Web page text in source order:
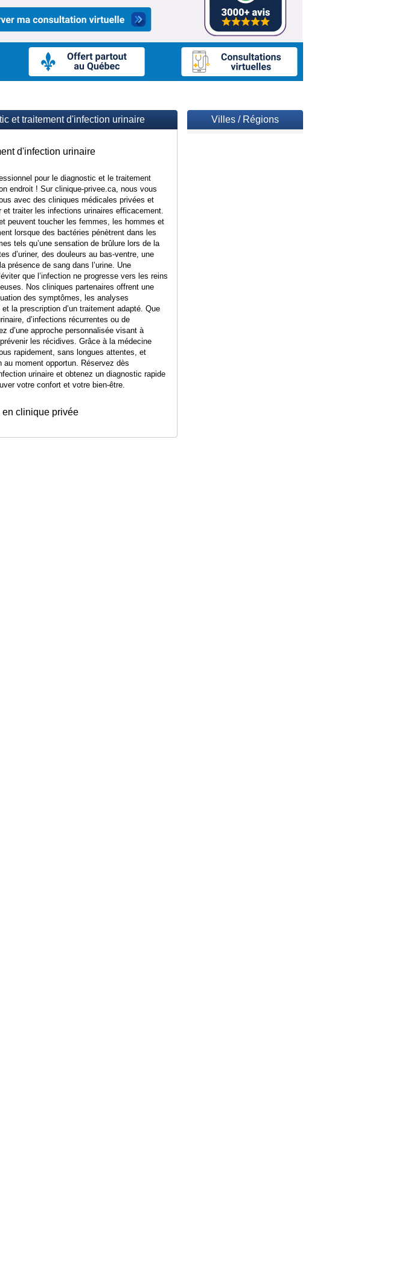
et traitement d'infection urinaire
d'infection urinaire
pour le diagnostic et le traitement
endroit ! Sur clinique-privee.ca, nous vous
avec des cliniques médicales privées et
traiter les infections urinaires efficacement.
peuvent toucher les femmes, les hommes et
lorsque des bactéries pénètrent dans les
tels qu’une sensation de brûlure lors de la
d’uriner, des douleurs au bas-ventre, une
présence de sang dans l’urine. Une
que l’infection ne progresse vers les reins
Nos cliniques partenaires offrent une
des symptômes, les analyses
la prescription d’un traitement adapté. Que
d’infections récurrentes ou de
d’une approche personnalisée visant à
les récidives. Grâce à la médecine
rapidement, sans longues attentes, et
moment opportun. Réservez dès
urinaire et obtenez un diagnostic rapide
votre confort et votre bien-être.
en clinique privée
Villes / Régions